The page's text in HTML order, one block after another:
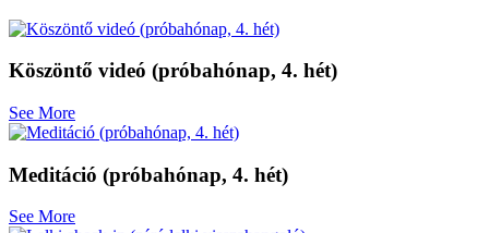
Köszöntő videó (próbahónap, 4. hét)
See More
Meditáció (próbahónap, 4. hét)
See More